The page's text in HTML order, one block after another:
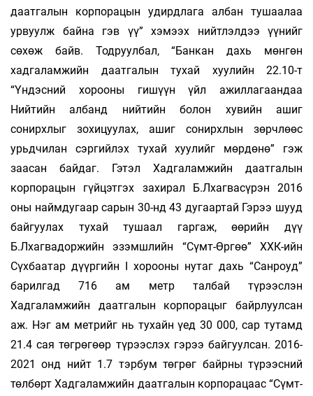
даатгалын корпорацын удирдлага албан тушаалаа
урвуулж байна гэв үү” хэмээх нийтлэлдээ үүнийг
сөхөж байв. Тодруулбал, “Банкан дахь мөнгөн
хадгаламжийн даатгалын тухай хуулийн 22.10-т
“Үндэсний хорооны гишүүн үйл ажиллагаандаа
Нийтийн албанд нийтийн болон хувийн ашиг
сонирхлыг зохицуулах, ашиг сонирхлын зөрчлөөс
урьдчилан сэргийлэх тухай хуулийг мөрдөнө” гэж
заасан байдаг. Гэтэл Хадгаламжийн даатгалын
корпорацын гүйцэтгэх захирал Б.Лхагвасүрэн 2016
оны наймдугаар сарын 30-нд 43 дугаартай Гэрээ шууд
байгуулах тухай тушаал гаргаж, өөрийн дүү
Б.Лхагвадоржийн эзэмшлийн “Сүмт-Өргөө” ХХК-ийн
Сүхбаатар дүүргийн I хорооны нутаг дахь “Санроуд”
барилгад 716 ам метр талбай түрээслэн
Хадгаламжийн даатгалын корпорацыг байрлуулсан
аж. Нэг ам метрийг нь тухайн үед 30 000, сар тутамд
21.4 сая төгрөгөөр түрээслэх гэрээ байгуулсан. 2016-
2021 онд нийт 1.7 тэрбум төгрөг байрны түрээсний
төлбөрт Хадгаламжийн даатгалын корпорацаас “Сүмт-